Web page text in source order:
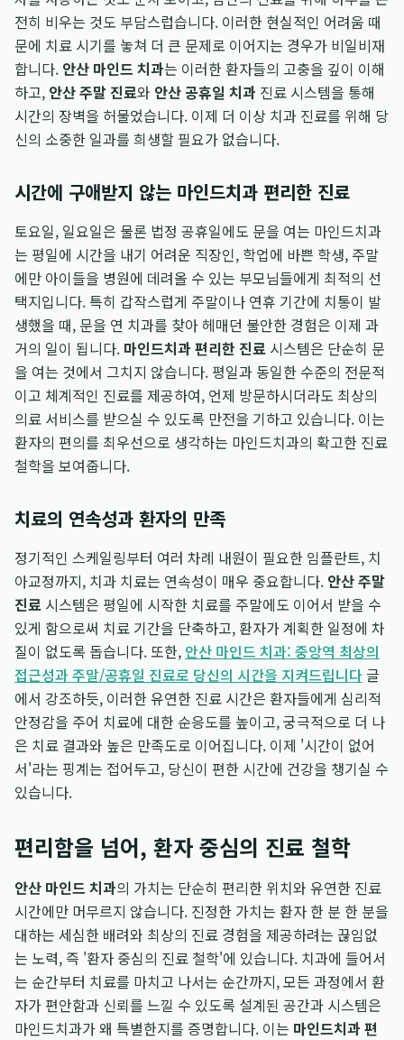
전히 비우는 것도 부담스럽습니다. 이러한 현실적인 어려움 때
문에 치료 시기를 놓쳐 더 큰 문제로 이어지는 경우가 비일비재
합니다. 안산 마인드 치과는 이러한 환자들의 고충을 깊이 이해
하고, 안산 주말 진료와 안산 공휴일 치과 진료 시스템을 통해
시간의 장벽을 허물었습니다. 이제 더 이상 치과 진료를 위해 당
신의 소중한 일과를 희생할 필요가 없습니다.
시간에 구애받지 않는 마인드치과 편리한 진료
토요일, 일요일은 물론 법정 공휴일에도 문을 여는 마인드치과
는 평일에 시간을 내기 어려운 직장인, 학업에 바쁜 학생, 주말
에만 아이들을 병원에 데려올 수 있는 부모님들에게 최적의 선
택지입니다. 특히 갑작스럽게 주말이나 연휴 기간에 치통이 발
생했을 때, 문을 연 치과를 찾아 헤매던 불안한 경험은 이제 과
거의 일이 됩니다. 마인드치과 편리한 진료 시스템은 단순히 문
을 여는 것에서 그치지 않습니다. 평일과 동일한 수준의 전문적
이고 체계적인 진료를 제공하여, 언제 방문하시더라도 최상의
의료 서비스를 받으실 수 있도록 만전을 기하고 있습니다. 이는
환자의 편의를 최우선으로 생각하는 마인드치과의 확고한 진료
철학을 보여줍니다.
치료의 연속성과 환자의 만족
정기적인 스케일링부터 여러 차례 내원이 필요한 임플란트, 치
아교정까지, 치과 치료는 연속성이 매우 중요합니다. 안산 주말
진료 시스템은 평일에 시작한 치료를 주말에도 이어서 받을 수
있게 함으로써 치료 기간을 단축하고, 환자가 계획한 일정에 차
질이 없도록 돕습니다. 또한, 안산 마인드 치과: 중앙역 최상의
접근성과 주말/공휴일 진료로 당신의 시간을 지켜드립니다글
에서 강조하듯, 이러한 유연한 진료 시간은 환자들에게 심리적
안정감을 주어 치료에 대한 순응도를 높이고, 궁극적으로 더 나
은 치료 결과와 높은 만족도로 이어집니다. 이제 '시간이 없어
서'라는 핑계는 접어두고, 당신이 편한 시간에 건강을 챙기실 수
있습니다.
편리함을 넘어, 환자 중심의 진료 철학
안산 마인드 치과의 가치는 단순히 편리한 위치와 유연한 진료
시간에만 머무르지 않습니다. 진정한 가치는 환자 한 분 한 분을
대하는 세심한 배려와 최상의 진료 경험을 제공하려는 끊임없
는 노력, 즉 '환자 중심의 진료 철학'에 있습니다. 치과에 들어서
는 순간부터 치료를 마치고 나서는 순간까지, 모든 과정에서 환
자가 편안함과 신뢰를 느낄 수 있도록 설계된 공간과 시스템은
마인드치과가 왜 특별한지를 증명합니다. 이는 마인드치과 편